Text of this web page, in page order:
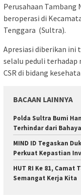
Perusahaan Tambang
beroperasi di
Tenggara (Sultra).
Apresiasi diberikan ini
selalu peduli terhadap
CSR di bidang
BACAAN LAINNYA
Polda Sultra Bumi
Terhindar dari Bahaya
MIND ID Tegaskan
Perkuat Kepastian
HUT RI Ke 81,
Semangat Kerja Kita